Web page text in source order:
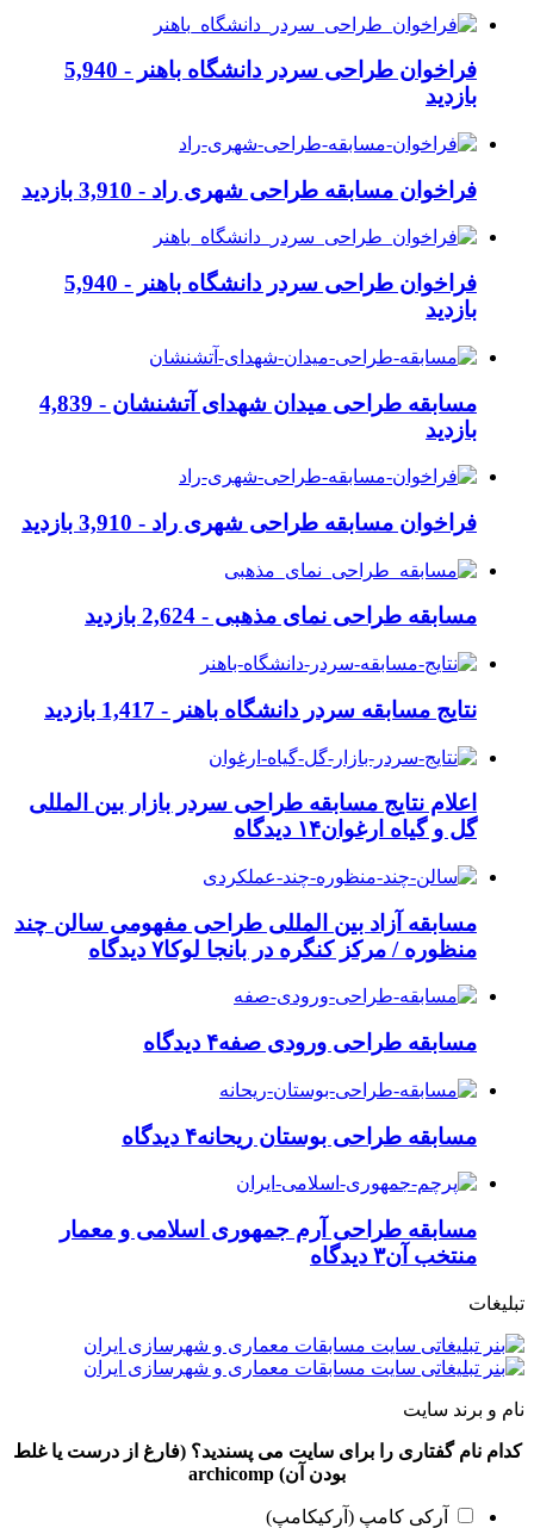
فراخوان طراحی سردر دانشگاه باهنر - 5,940
بازدید
فراخوان مسابقه طراحی شهری راد - 3,910 بازدید
فراخوان طراحی سردر دانشگاه باهنر - 5,940
بازدید
مسابقه طراحی میدان شهدای آتشنشان - 4,839
بازدید
فراخوان مسابقه طراحی شهری راد - 3,910 بازدید
مسابقه طراحی نمای مذهبی - 2,624 بازدید
نتایج مسابقه سردر دانشگاه باهنر - 1,417 بازدید
اعلام نتایج مسابقه طراحی سردر بازار بین المللی
گل و گیاه ارغوان۱۴ دیدگاه
مسابقه آزاد بین المللی طراحی مفهومی سالن چند
منظوره / مرکز کنگره در بانجا لوکا۷ دیدگاه
مسابقه طراحی ورودی صفه۴ دیدگاه
مسابقه طراحی بوستان ریحانه۴ دیدگاه
مسابقه طراحی آرم جمهوری اسلامی و معمار
منتخب آن۳ دیدگاه
تبلیغات
نام و برند سایت
کدام نام گفتاری را برای سایت می پسندید؟ (فارغ از درست یا غلط
بودن آن) archicomp
آرکی کامپ (آرکیکامپ)